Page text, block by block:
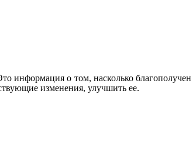
информация о том, насколько благополучен
изменения, улучшить ее.